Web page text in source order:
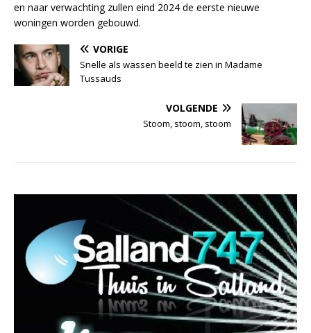
en naar verwachting zullen eind 2024 de eerste nieuwe
woningen worden gebouwd.
VORIGE
Snelle als wassen beeld te zien in Madame
Tussauds
VOLGENDE
Stoom, stoom, stoom